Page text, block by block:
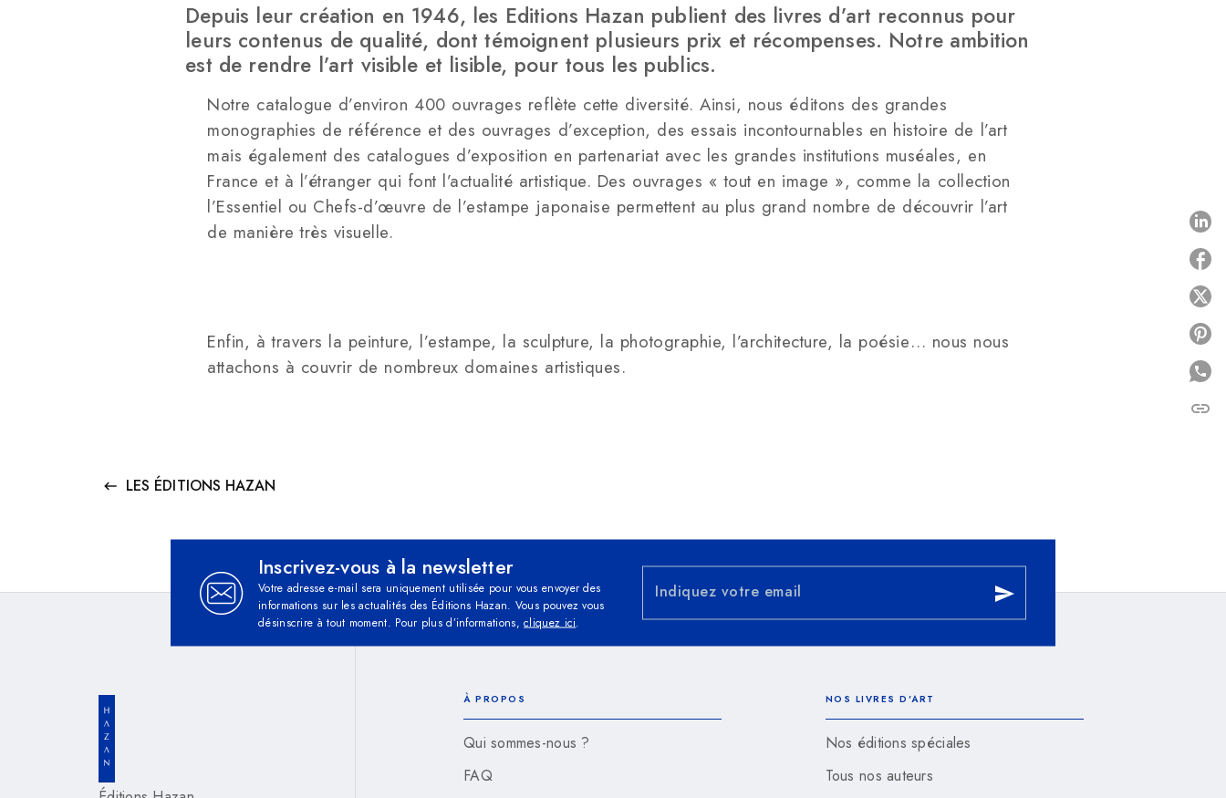
Depuis leur création en 1946, les Editions Hazan publient des livres d’art reconnus pour
leurs contenus de qualité, dont témoignent plusieurs prix et récompenses. Notre ambition
est de rendre l’art visible et lisible, pour tous les publics.
Notre catalogue d’environ 400 ouvrages reflète cette diversité. Ainsi, nous éditons des grandes
monographies de référence et des ouvrages d’exception, des essais incontournables en histoire de l’art
mais également des catalogues d’exposition en partenariat avec les grandes institutions muséales, en
France et à l’étranger qui font l’actualité artistique. Des ouvrages « tout en image », comme la collection
l’Essentiel ou Chefs-d’œuvre de l’estampe japonaise permettent au plus grand nombre de découvrir l’art
de manière très visuelle.
Enfin, à travers la peinture, l’estampe, la sculpture, la photographie, l’architecture, la poésie… nous nous
attachons à couvrir de nombreux domaines artistiques.
keyboard_backspace LES ÉDITIONS HAZAN
link
Inscrivez-vous à la newsletter
Votre adresse e-mail sera uniquement utilisée pour vous envoyer des
informations sur les actualités des Éditions Hazan. Vous pouvez vous
désinscrire à tout moment. Pour plus d’informations,cliquez ici.
Indiquez votre email send
À PROPOS
Qui sommes-nous ?
FAQ
NOS LIVRES D'ART
Nos éditions spéciales
Tous nos auteurs